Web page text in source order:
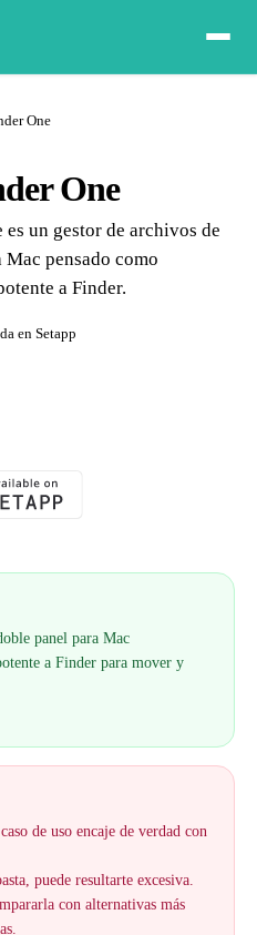
One
One
es un gestor de archivos de
pensado como
a Finder.
en Setapp
panel para Mac
a Finder para mover y
de uso encaje de verdad con
puede resultarte excesiva.
con alternativas más